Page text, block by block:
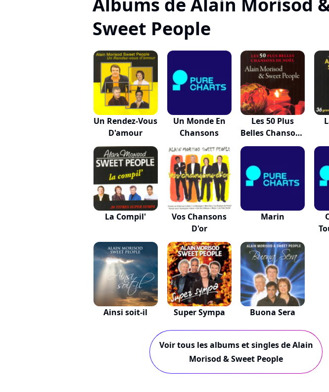
Sweet People
Un Rendez-Vous
D'amour
Un Monde En
Chansons
Les 50 Plus
Belles Chansons
D...
La Compil'
Vos Chansons
D'or
Marin
Ainsi soit-il Super Sympa Buona Sera
Voir tous les albums et singles de Alain
Morisod & Sweet People